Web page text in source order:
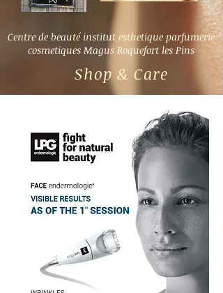
Centre de beauté institut esthetique parfumerie
cosmetiques Magus Roquefort les Pins
Shop & Care